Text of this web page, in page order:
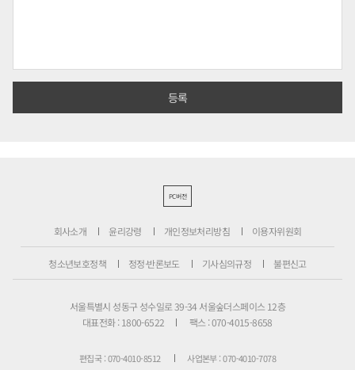
PC버전
회사소개 윤리강령 개인정보처리방침 이용자위원회
청소년보호정책 정정·반론보도 기사심의규정 불편신고
서울특별시 성동구 성수일로 39-34 서울숲더스페이스 12층
대표전화 : 1800-6522
팩스 : 070-4015-8658
편집국 : 070-4010-8512
사업본부 : 070-4010-7078